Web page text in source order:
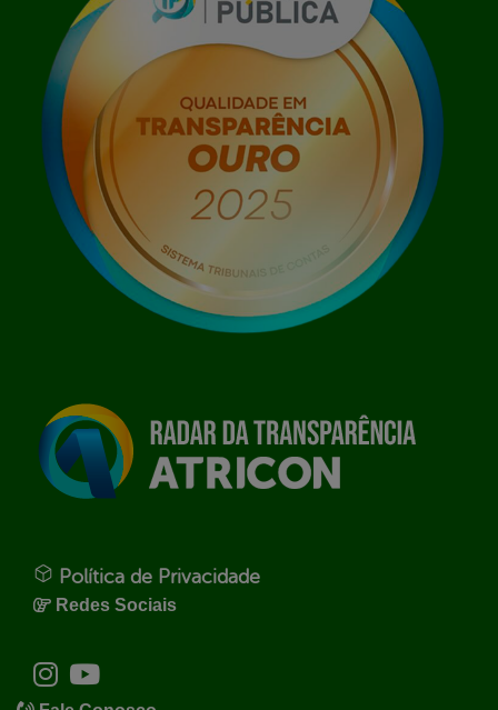
Política de Privacidade
Redes Sociais